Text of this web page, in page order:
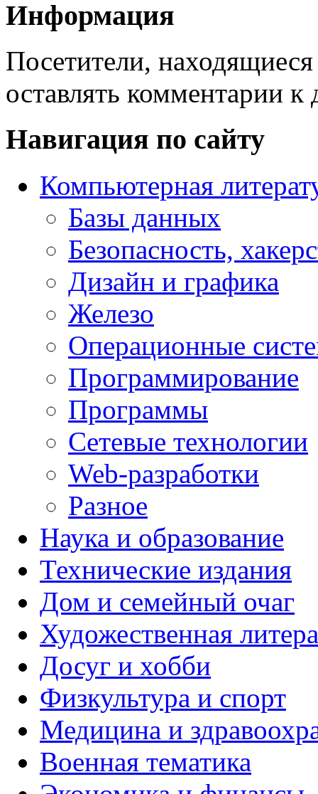
Информация
Посетители,
оставлять комментарии к
Навигация по сайту
Компьютерная
Базы данных
Безопасность,
Дизайн и графика
Железо
Операционные
Программирование
Программы
Сетевые технологии
Web-разработки
Разное
Наука и образование
Технические издания
Дом и семейный очаг
Художественная
Досуг и хобби
Физкультура и спорт
Медицина и
Военная тематика